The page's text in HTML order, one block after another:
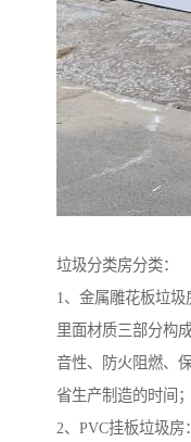
垃圾分类房分类：
1、金属雕花板垃
里面材质三部分构
音性、防火阻燃、
省生产制造的时间；
2、PVC挂板垃圾房